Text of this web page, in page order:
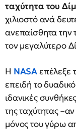
ταχύτητα του
χιλιοστό ανά
ανεπαίσθητα την
τον μεγαλύτερο
Η NASAεπέλεξε
επειδή το
ιδανικές
της ταχύτητας
μόνος του γύρω